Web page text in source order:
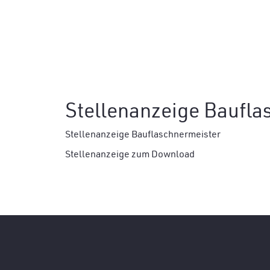
Stellenanzeige
Stellenanzeige Bauflaschnermeister
Stellenanzeige zum Download